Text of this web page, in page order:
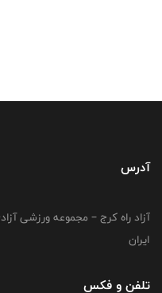
آدرس
آزاد راه کرج – مجموعه ورزشی
ایران
تلفن و فکس